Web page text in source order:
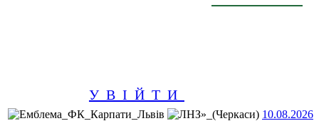
УВІЙТИ
10.08.2026